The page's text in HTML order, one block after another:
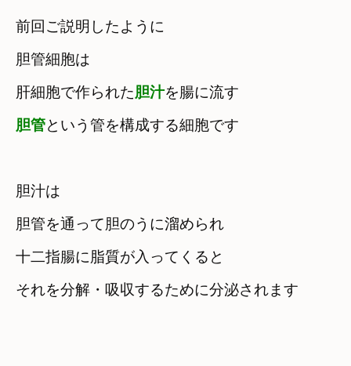
前回ご説明したように
胆管細胞は
肝細胞で作られた胆汁
胆管という管を構成する細胞です
胆汁は
胆管を通って胆のうに溜められ
十二指腸に脂質が入ってくると
それを分解・吸収するために分泌されます